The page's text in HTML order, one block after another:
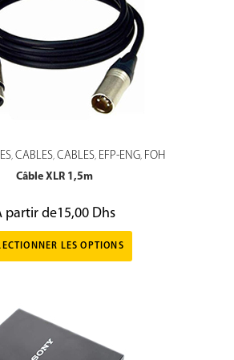
, CABLES, CABLES, EFP-ENG, FOH
Câble XLR 1,5m
partir de15,00 Dhs
LES OPTIONS